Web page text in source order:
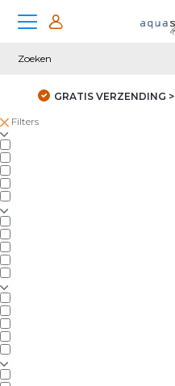
GRATIS VERZENDING
Filters